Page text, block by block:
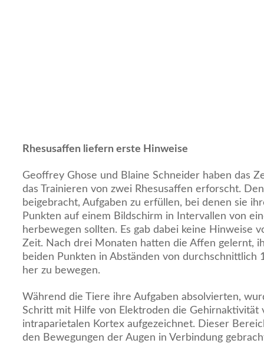
Rhesusaffen liefern erste Hinweise
Geoffrey Ghose und Blaine Schneider haben das
das Trainieren von zwei Rhesusaffen erforscht.
beigebracht, Aufgaben zu erfüllen, bei denen sie
Punkten auf einem Bildschirm in Intervallen von
herbewegen sollten. Es gab dabei keine Hinweise
Zeit. Nach drei Monaten hatten die Affen gelernt,
beiden Punkten in Abständen von durchschnittlich
her zu bewegen.
Während die Tiere ihre Aufgaben absolvierten,
Schritt mit Hilfe von Elektroden die Gehirnaktivität
intraparietalen Kortex aufgezeichnet. Dieser
den Bewegungen der Augen in Verbindung